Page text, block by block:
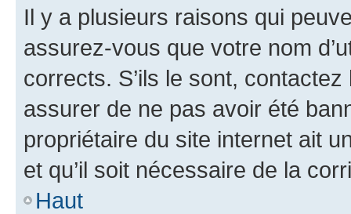
Il y a plusieurs raisons qui
assurez-vous que votre nom
corrects. S’ils le sont,
assurer de ne pas avoir été
propriétaire du site internet ait
et qu’il soit nécessaire de la
Haut